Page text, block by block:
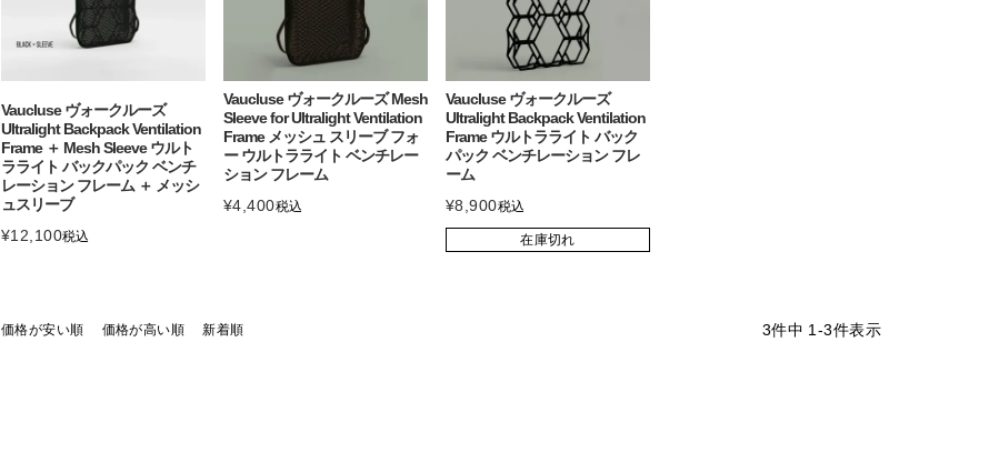
Vaucluse ヴォークルーズ
Ultralight Backpack Ventilation
Frame ＋ Mesh Sleeve ウルト
ラライト バックパック ベンチ
レーション フレーム ＋ メッシ
ュスリーブ
¥12,100税込
Vaucluse ヴォークルーズ Mesh
Sleeve for Ultralight Ventilation
Frame メッシュ スリーブ フォ
ー ウルトラライト ベンチレー
ション フレーム
¥4,400税込
Vaucluse ヴォークルーズ
Ultralight Backpack Ventilation
Frame ウルトラライト バック
パック ベンチレーション フレ
ーム
¥8,900税込
在庫切れ
価格が安い順 価格が高い順 新着順 3件中 1 -3件表示